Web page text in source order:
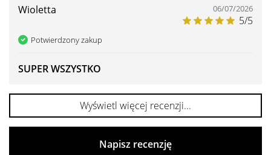
Wioletta 06/07/2026
5/5
Potwierdzony zakup
SUPER WSZYSTKO
Wyświetl więcej recenzji...
Napisz recenzję